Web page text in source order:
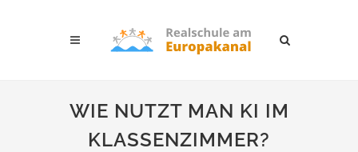
WIE NUTZT MAN KI IM
KLASSENZIMMER?